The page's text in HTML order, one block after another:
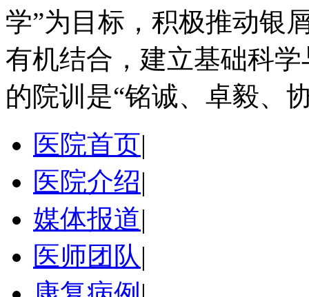
学”为目标，积极推动银
有机结合，建立基础科
的院训是“铭诚、卓毅、
医院首页|
医院介绍|
媒体报道|
医师团队|